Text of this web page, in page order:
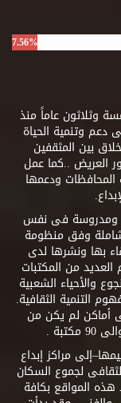
7.56%
وثلاثون عاماً منذ
فى دعم وتنمية الحياة
بين المثقفين
العريض ..كما عمل
ودعمها
ومدروسة فى نفس
وفق منظومة
بها ونشرها لدى
من المكتبات
والأحياء الشعبية
التنمية الثقافية.
أماكن لم يكن من
.
مراكز إبداع
لجموع السكان
هذه المواقع بكافة